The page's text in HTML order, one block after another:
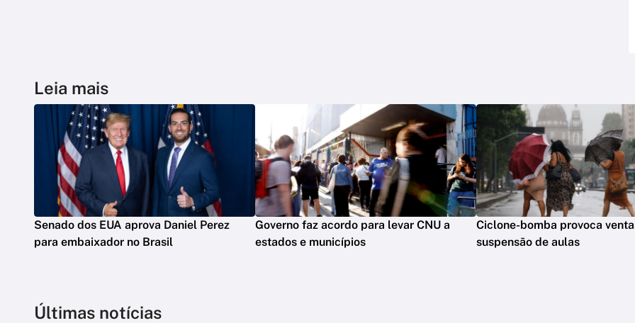
Leia mais
Senado dos EUA aprova Daniel Perez
para embaixador no Brasil
Governo faz acordo para levar CNU a
estados e municípios
Ciclone-bomba provoca
suspensão de aulas
Últimas notícias